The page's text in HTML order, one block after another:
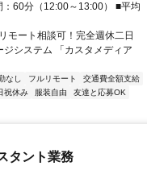
60分（12:00～13:00） ■平均
モート相談可！完全週休二日
システム 「カスタメディア
なし フルリモート
交通費全額支給
祝休み 服装自由
友達と応募OK
タント業務